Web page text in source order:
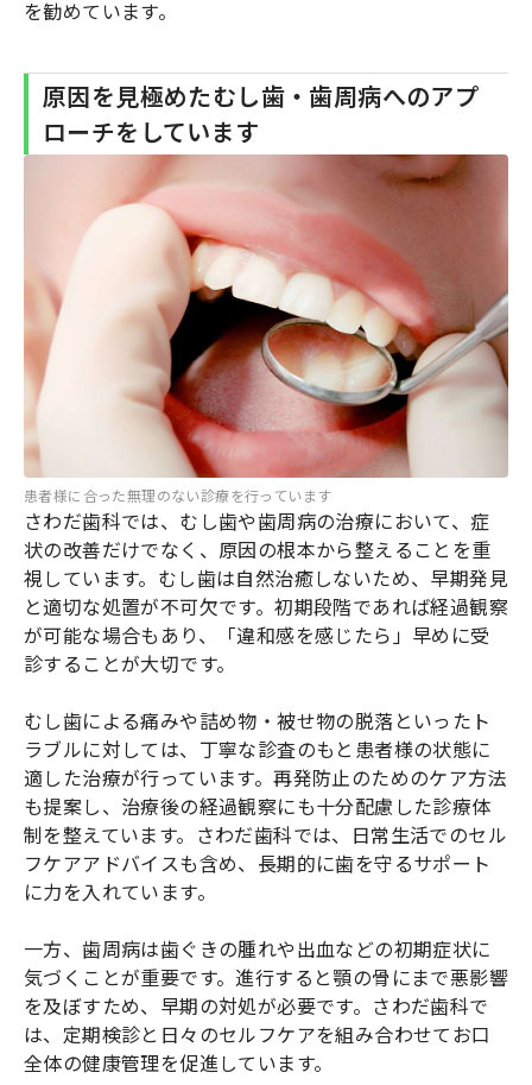
を勧めています。
原因を見極めたむし歯・歯周病へのアプ
ローチをしています
患者様に合った無理のない診療を行っています
さわだ歯科では、むし歯や歯周病の治療において、症
状の改善だけでなく、原因の根本から整えることを重
視しています。むし歯は自然治癒しないため、早期発見
と適切な処置が不可欠です。初期段階であれば経過観察
が可能な場合もあり、「違和感を感じたら」早めに受
診することが大切です。
むし歯による痛みや詰め物・被せ物の脱落といったト
ラブルに対しては、丁寧な診査のもと患者様の状態に
適した治療が行っています。再発防止のためのケア方法
も提案し、治療後の経過観察にも十分配慮した診療体
制を整えています。さわだ歯科では、日常生活でのセル
フケアアドバイスも含め、長期的に歯を守るサポート
に力を入れています。
一方、歯周病は歯ぐきの腫れや出血などの初期症状に
気づくことが重要です。進行すると顎の骨にまで悪影響
を及ぼすため、早期の対処が必要です。さわだ歯科で
は、定期検診と日々のセルフケアを組み合わせてお口
全体の健康管理を促進しています。